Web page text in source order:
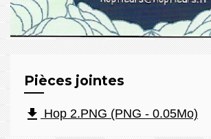
Pièces jointes
file_download Hop 2.PNG (PNG - 0.05Mo)